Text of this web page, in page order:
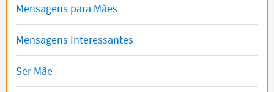
Mensagens para Mães
Mensagens Interessantes
Ser Mãe